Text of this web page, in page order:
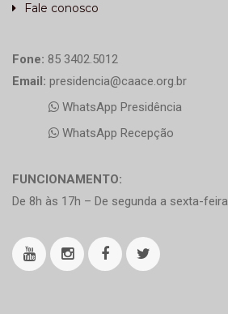
Fale conosco
Fone: 85 3402.5012
Email: presidencia@caace.org.br
WhatsApp Presidência
WhatsApp Recepção
FUNCIONAMENTO:
De 8h às 17h – De segunda a sexta-feira